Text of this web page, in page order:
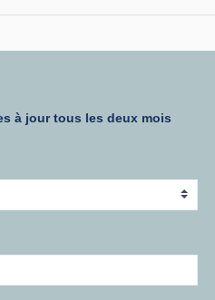
à jour tous les deux mois